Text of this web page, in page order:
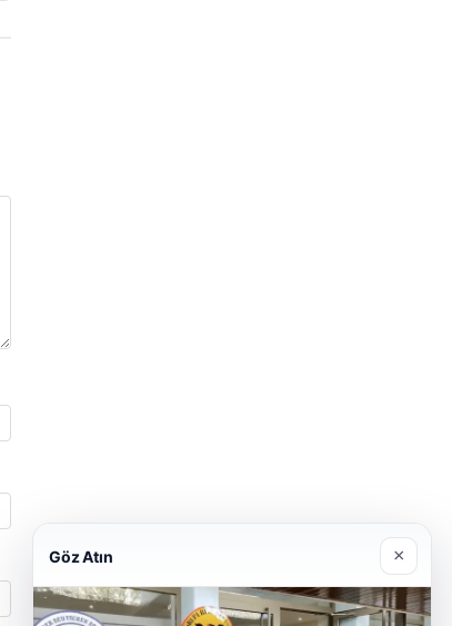
Göz Atın ×